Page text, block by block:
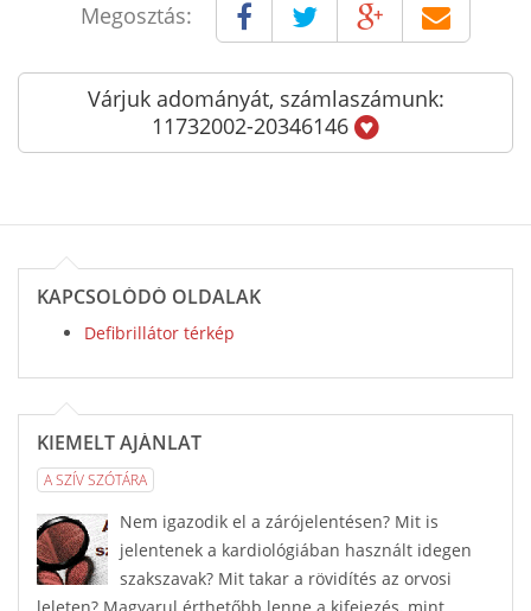
Megosztás:
Várjuk adományát, számlaszámunk:
11732002-20346146
KAPCSOLÓDÓ OLDALAK
Defibrillátor térkép
KIEMELT AJÁNLAT
A SZÍV SZÓTÁRA
Nem igazodik el a zárójelentésen? Mit is
jelentenek a kardiológiában használt idegen
szakszavak? Mit takar a rövidítés az orvosi
leleten? Magyarul érthetőbb lenne a kifejezés, mint